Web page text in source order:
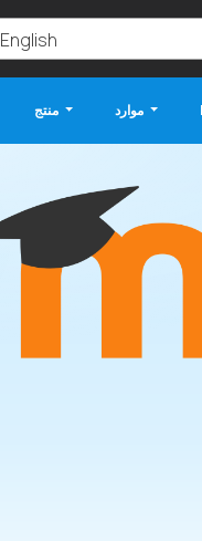
English
منتج موارد